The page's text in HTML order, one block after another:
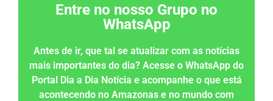
Entre no nosso Grupo no
WhatsApp
Antes de ir, que tal se atualizar com as notícias
mais importantes do dia? Acesse o WhatsApp do
Portal Dia a Dia Notícia e acompanhe o que está
acontecendo no Amazonas e no mundo com